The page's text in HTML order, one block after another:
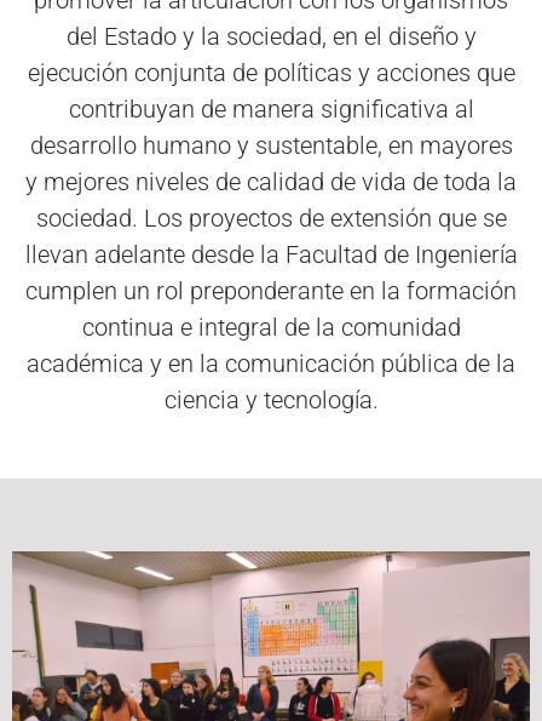
del Estado y la sociedad, en el diseño y
ejecución conjunta de políticas y acciones que
contribuyan de manera significativa al
desarrollo humano y sustentable, en mayores
y mejores niveles de calidad de vida de toda la
sociedad. Los proyectos de extensión que se
llevan adelante desde la Facultad de Ingeniería
cumplen un rol preponderante en la formación
continua e integral de la comunidad
académica y en la comunicación pública de la
ciencia y tecnología.